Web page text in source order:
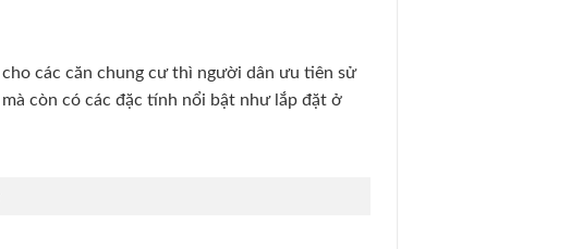
các căn chung cư thì người dân ưu tiên sử
còn có các đặc tính nổi bật như lắp đặt ở